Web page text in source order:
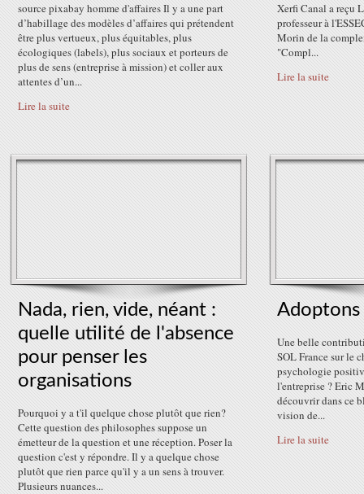
source pixabay homme d'affaires Il y a une part
d’habillage des modèles d’affaires qui prétendent
être plus vertueux, plus équitables, plus
écologiques (labels), plus sociaux et porteurs de
plus de sens (entreprise à mission) et coller aux
attentes d’un...
Lire la suite
Xerfi Canal a reçu
professeur à
Morin de la
"Compl...
Lire la suite
Nada, rien, vide, néant :
quelle utilité de l'absence
pour penser les
organisations
Pourquoi y a t'il quelque chose plutôt que rien?
Cette question des philosophes suppose un
émetteur de la question et une réception. Poser la
question c'est y répondre. Il y a quelque chose
plutôt que rien parce qu'il y a un sens à trouver.
Plusieurs nuances...
Adoptons
Une belle
SOL France sur le
psychologie
l'entreprise ? Eric
découvrir dans ce
vision de...
Lire la suite